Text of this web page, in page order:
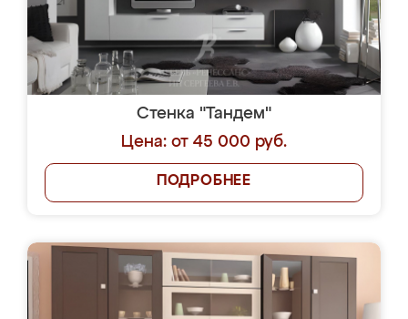
Стенка "Тандем"
Цена: от 45 000 руб.
ПОДРОБНЕЕ